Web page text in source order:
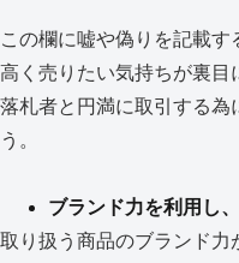
この欄に嘘や偽りを記載す
高く売りたい気持ちが裏目
落札者と円満に取引する為
う。
ブランド力を利用し
取り扱う商品のブランド力